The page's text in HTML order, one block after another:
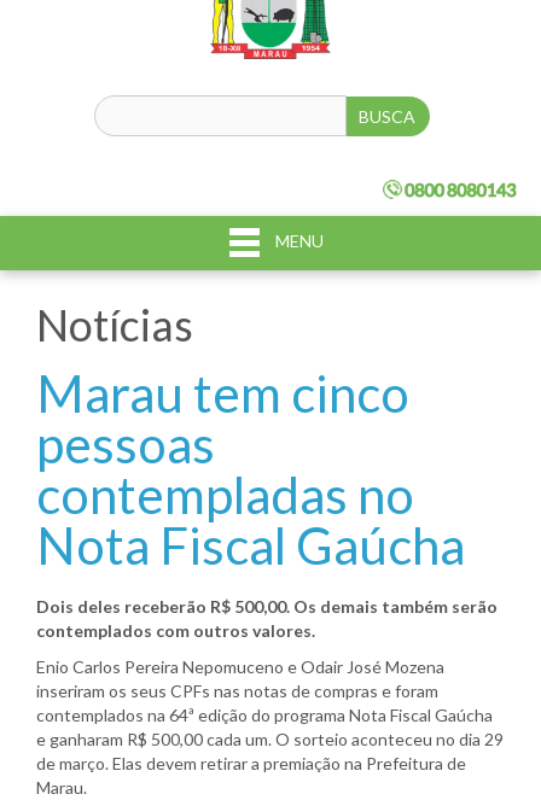
MENU
Notícias
Marau tem cinco
pessoas
contempladas no
Nota Fiscal Gaúcha
Dois deles receberão R$ 500,00. Os demais também serão
contemplados com outros valores.
Enio Carlos Pereira Nepomuceno e Odair José Mozena
inseriram os seus CPFs nas notas de compras e foram
contemplados na 64ª edição do programa Nota Fiscal Gaúcha
e ganharam R$ 500,00 cada um. O sorteio aconteceu no dia 29
de março. Elas devem retirar a premiação na Prefeitura de
Marau.